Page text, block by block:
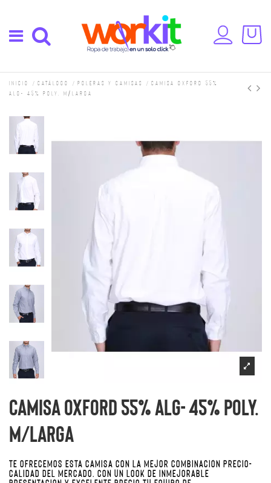
Inicio Catálogo Poleras y camisas
Camisa Oxford 55%
alg- 45% poly. M/larga
Camisa Oxford 55% alg- 45% poly.
M/larga
TE OFRECEMOS ESTA CAMISA CON LA MEJOR COMBINACIÓN PRECIO-
CALIDAD DEL MERCADO. CON UN LOOK DE INMEJORABLE